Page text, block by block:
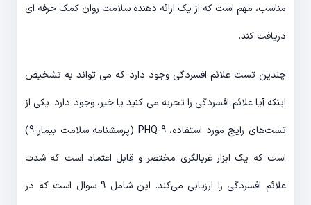
مناسب، مهم است که از یک ارائه دهنده سلامت روان کمک حرفه ای
دریافت کند.
چندین تست علائم افسردگی وجود دارد که می تواند به تشخیص
اینکه آیا علائم افسردگی را تجربه می کنید یا خیر، وجود دارد. یکی از
تست‌های رایج مورد استفاده، PHQ-9 (پرسشنامه سلامت بیمار-9)
است که یک ابزار غربالگری مختصر و قابل اعتماد است که شدت
علائم افسردگی را ارزیابی می‌کند. این شامل 9 سوال است که در